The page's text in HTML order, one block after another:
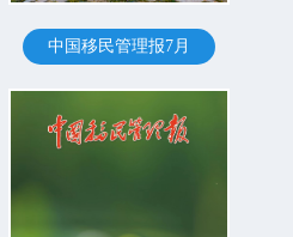
中国移民管理报7月